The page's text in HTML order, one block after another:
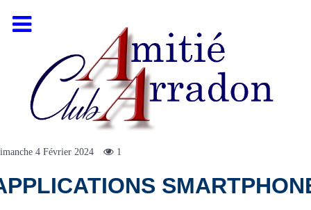
4 Février 2024 1